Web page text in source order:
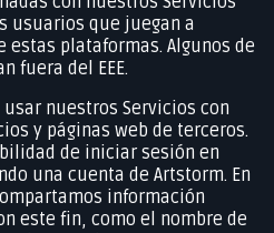
usuarios que juegan a
estas plataformas. Algunos de
fuera del EEE.
nuestros Servicios con
y páginas web de terceros.
de iniciar sesión en
una cuenta de Artstorm. En
información
este fin, como el nombre de